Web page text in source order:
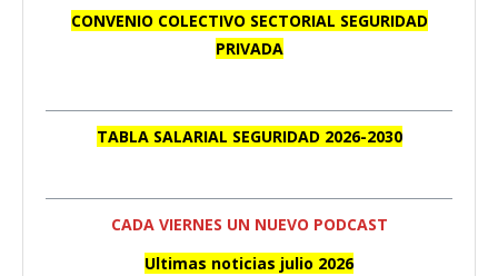
CONVENIO COLECTIVO SECTORIAL SEGURIDAD
PRIVADA
TABLA SALARIAL SEGURIDAD 2026-2030
CADA VIERNES UN NUEVO PODCAST
Ultimas noticias julio 2026